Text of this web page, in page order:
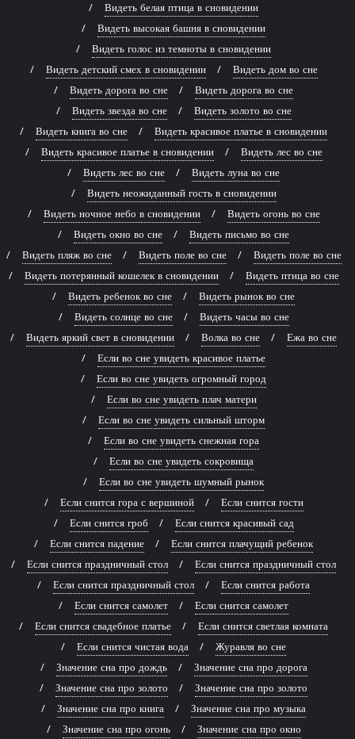
Видеть белая птица в сновидении
Видеть высокая башня в сновидении
Видеть голос из темноты в сновидении
Видеть детский смех в сновидении
Видеть дом во сне
Видеть дорога во сне
Видеть дорога во сне
Видеть звезда во сне
Видеть золото во сне
Видеть книга во сне
Видеть красивое платье в сновидении
Видеть красивое платье в сновидении
Видеть лес во сне
Видеть лес во сне
Видеть луна во сне
Видеть неожиданный гость в сновидении
Видеть ночное небо в сновидении
Видеть огонь во сне
Видеть окно во сне
Видеть письмо во сне
Видеть пляж во сне
Видеть поле во сне
Видеть поле во сне
Видеть потерянный кошелек в сновидении
Видеть птица во сне
Видеть ребенок во сне
Видеть рынок во сне
Видеть солнце во сне
Видеть часы во сне
Видеть яркий свет в сновидении
Волка во сне
Ежа во сне
Если во сне увидеть красивое платье
Если во сне увидеть огромный город
Если во сне увидеть плач матери
Если во сне увидеть сильный шторм
Если во сне увидеть снежная гора
Если во сне увидеть сокровища
Если во сне увидеть шумный рынок
Если снится гора с вершиной
Если снится гости
Если снится гроб
Если снится красивый сад
Если снится падение
Если снится плачущий ребенок
Если снится праздничный стол
Если снится праздничный стол
Если снится праздничный стол
Если снится работа
Если снится самолет
Если снится самолет
Если снится свадебное платье
Если снится светлая комната
Если снится чистая вода
Журавля во сне
Значение сна про дождь
Значение сна про дорога
Значение сна про золото
Значение сна про золото
Значение сна про книга
Значение сна про музыка
Значение сна про огонь
Значение сна про окно